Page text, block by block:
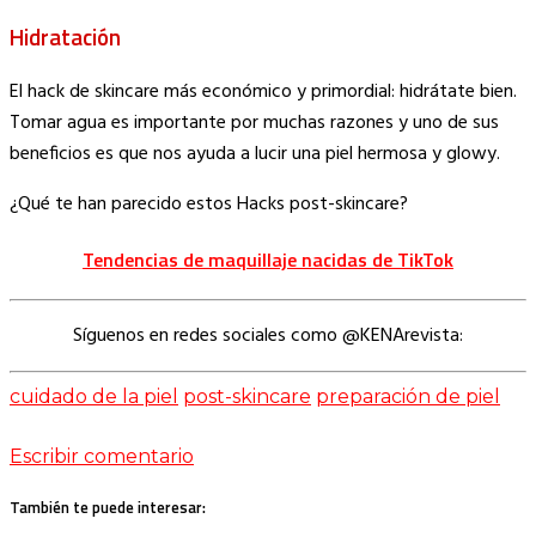
Hidratación
El hack de skincare más económico y primordial: hidrátate bien.
Tomar agua es importante por muchas razones y uno de sus
beneficios es que nos ayuda a lucir una piel hermosa y glowy.
¿Qué te han parecido estos Hacks post-skincare?
Tendencias de maquillaje nacidas de TikTok
Síguenos en redes sociales como @KENArevista:
cuidado de la piel post-skincare preparación de piel
Escribir comentario
También te puede interesar: